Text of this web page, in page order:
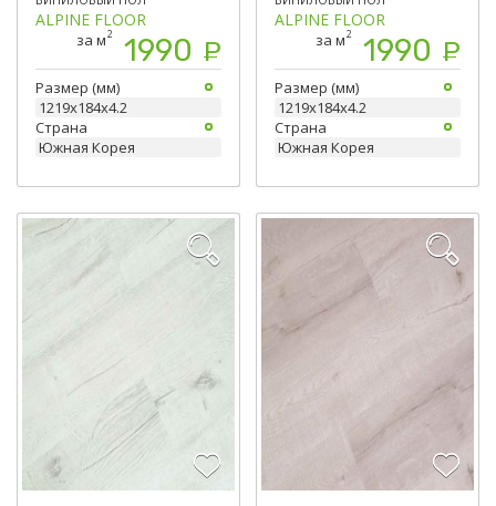
ALPINE FLOOR
за м2 1990 Р
Размер (мм)
1219х184х4.2
Страна
Южная Корея
ALPINE FLOOR
за м2 1990 Р
Размер (мм)
1219х184х4.2
Страна
Южная Корея